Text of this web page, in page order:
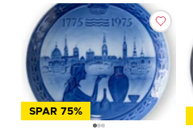
SPAR 75%